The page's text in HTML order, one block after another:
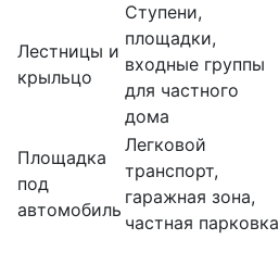
Лестницы и
крыльцо
Ступени,
площадки,
входные группы
для частного
дома
Площадка
под
автомобиль
Легковой
транспорт,
гаражная зона,
частная парковка